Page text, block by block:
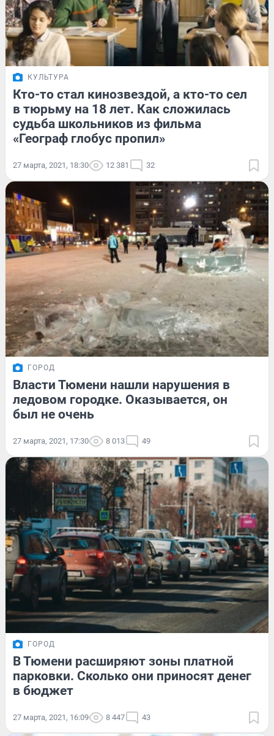
КУЛЬТУРА
Кто-то стал кинозвездой, а кто-то сел
в тюрьму на 18 лет. Как сложилась
судьба школьников из фильма
«Географ глобус пропил»
27 марта, 2021, 18:30 12 381 32
ГОРОД
Власти Тюмени нашли нарушения в
ледовом городке. Оказывается, он
был не очень
27 марта, 2021, 17:30 8 013 49
ГОРОД
В Тюмени расширяют зоны платной
парковки. Сколько они приносят денег
в бюджет
27 марта, 2021, 16:09 8 447 43